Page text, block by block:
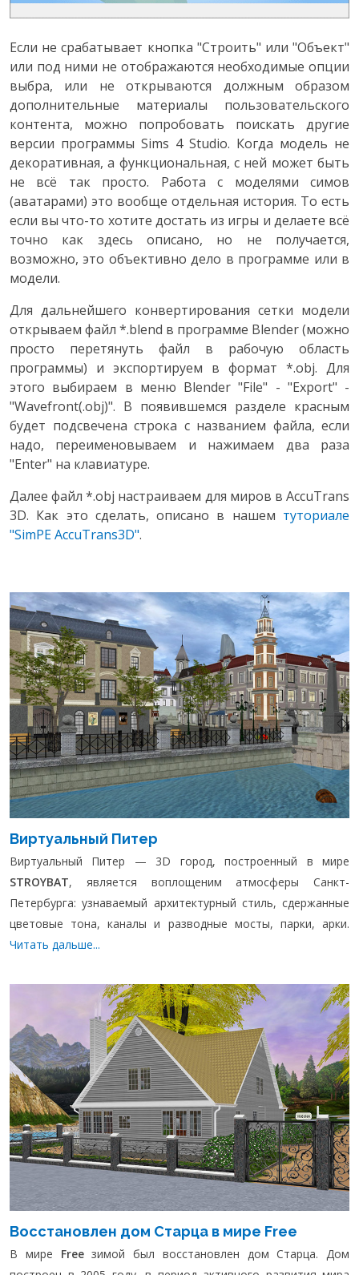
Если не срабатывает кнопка "Строить" или "Объект"
или под ними не отображаются необходимые опции
выбра, или не открываются должным образом
дополнительные материалы пользовательского
контента, можно попробовать поискать другие
версии программы Sims 4 Studio. Когда модель не
декоративная, а функциональная, с ней может быть
не всё так просто. Работа с моделями симов
(аватарами) это вообще отдельная история. То есть
если вы что-то хотите достать из игры и делаете всё
точно как здесь описано, но не получается,
возможно, это объективно дело в программе или в
модели.
Для дальнейшего конвертирования сетки модели
открываем файл *.blend в программе Blender (можно
просто перетянуть файл в рабочую область
программы) и экспортируем в формат *.obj. Для
этого выбираем в меню Blender "File" - "Export" -
"Wavefront(.obj)". В появившемся разделе красным
будет подсвечена строка с названием файла, если
надо, переименовываем и нажимаем два раза
"Enter" на клавиатуре.
Далее файл *.obj настраиваем для миров в AccuTrans
3D. Как это сделать, описано в нашем туториале
"SimPE AccuTrans3D".
Виртуальный Питер
Виртуальный Питер — 3D город, построенный в мире
STROYBAT, является воплощеним атмосферы Санкт-
Петербурга: узнаваемый архитектурный стиль, сдержанные
цветовые тона, каналы и разводные мосты, парки, арки.
Читать дальше...
Восстановлен дом Старца в мире Free
В мире Freeзимой был восстановлен дом Старца. Дом